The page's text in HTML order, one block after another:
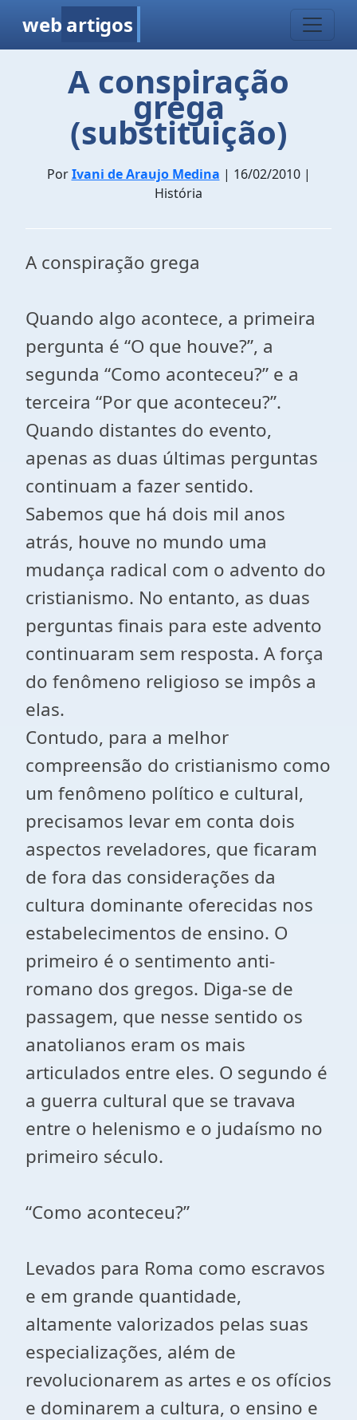
web artigos
A conspiração
grega
(substituição)
PorIvani de Araujo Medina | 16/02/2010 |
História
A conspiração grega
Quando algo acontece, a primeira
pergunta é “O que houve?”, a
segunda “Como aconteceu?” e a
terceira “Por que aconteceu?”.
Quando distantes do evento,
apenas as duas últimas perguntas
continuam a fazer sentido.
Sabemos que há dois mil anos
atrás, houve no mundo uma
mudança radical com o advento do
cristianismo. No entanto, as duas
perguntas finais para este advento
continuaram sem resposta. A força
do fenômeno religioso se impôs a
elas.
Contudo, para a melhor
compreensão do cristianismo como
um fenômeno político e cultural,
precisamos levar em conta dois
aspectos reveladores, que ficaram
de fora das considerações da
cultura dominante oferecidas nos
estabelecimentos de ensino. O
primeiro é o sentimento anti-
romano dos gregos. Diga-se de
passagem, que nesse sentido os
anatolianos eram os mais
articulados entre eles. O segundo é
a guerra cultural que se travava
entre o helenismo e o judaísmo no
primeiro século.
“Como aconteceu?”
Levados para Roma como escravos
e em grande quantidade,
altamente valorizados pelas suas
especializações, além de
revolucionarem as artes e os ofícios
e dominarem a cultura, o ensino e